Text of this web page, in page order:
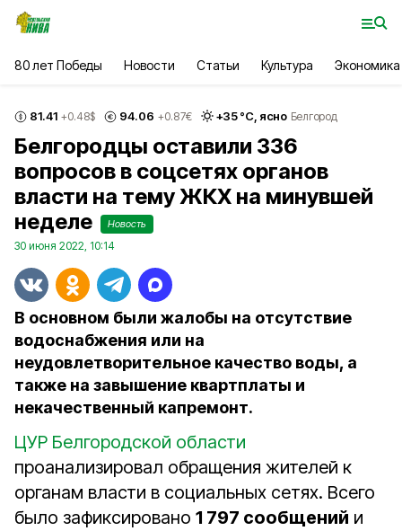
80 лет Победы Новости Статьи Культура Экономика
81.41 +0.48$ 94.06 +0.87€ +35°С, ясно Белгород
Белгородцы оставили 336
вопросов в соцсетях органов
власти на тему ЖКХ на минувшей
неделе
Новость
30 июня 2022, 10:14
В основном были жалобы на отсутствие
водоснабжения или на
неудовлетворительное качество воды, а
также на завышение квартплаты и
некачественный капремонт.
ЦУР Белгородской области
проанализировал обращения жителей к
органам власти в социальных сетях. Всего
было зафиксировано 1 797 сообщений и